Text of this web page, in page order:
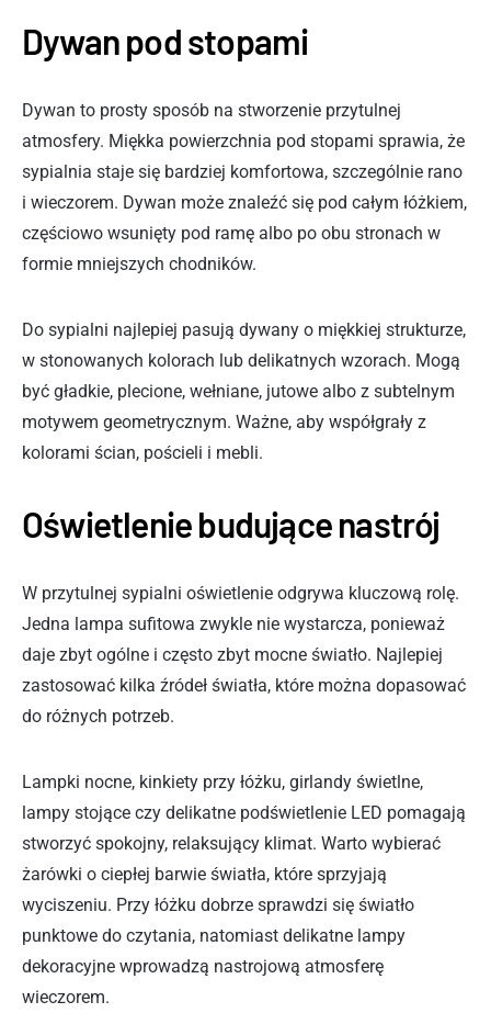
Dywan pod stopami
Dywan to prosty sposób na stworzenie przytulnej
atmosfery. Miękka powierzchnia pod stopami sprawia, że
sypialnia staje się bardziej komfortowa, szczególnie rano
i wieczorem. Dywan może znaleźć się pod całym łóżkiem,
częściowo wsunięty pod ramę albo po obu stronach w
formie mniejszych chodników.
Do sypialni najlepiej pasują dywany o miękkiej strukturze,
w stonowanych kolorach lub delikatnych wzorach. Mogą
być gładkie, plecione, wełniane, jutowe albo z subtelnym
motywem geometrycznym. Ważne, aby współgrały z
kolorami ścian, pościeli i mebli.
Oświetlenie budujące nastrój
W przytulnej sypialni oświetlenie odgrywa kluczową rolę.
Jedna lampa sufitowa zwykle nie wystarcza, ponieważ
daje zbyt ogólne i często zbyt mocne światło. Najlepiej
zastosować kilka źródeł światła, które można dopasować
do różnych potrzeb.
Lampki nocne, kinkiety przy łóżku, girlandy świetlne,
lampy stojące czy delikatne podświetlenie LED pomagają
stworzyć spokojny, relaksujący klimat. Warto wybierać
żarówki o ciepłej barwie światła, które sprzyjają
wyciszeniu. Przy łóżku dobrze sprawdzi się światło
punktowe do czytania, natomiast delikatne lampy
dekoracyjne wprowadzą nastrojową atmosferę
wieczorem.